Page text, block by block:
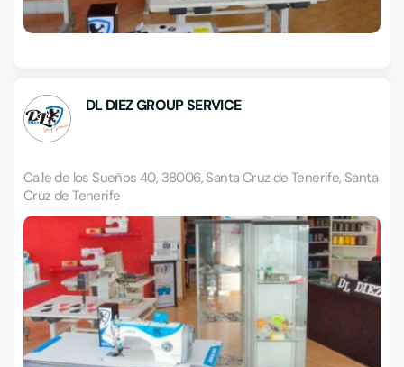
DL DIEZ GROUP SERVICE
Calle de los Sueños 40, 38006, Santa Cruz de Tenerife, Santa
Cruz de Tenerife